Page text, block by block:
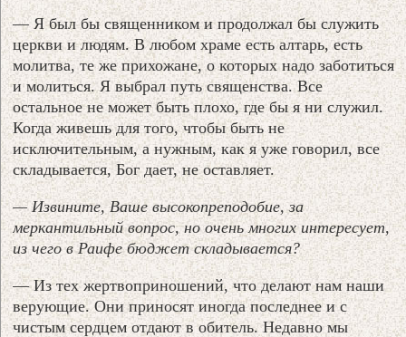
— Я был бы священником и продолжал бы служить
церкви и людям. В любом храме есть алтарь, есть
молитва, те же прихожане, о которых надо заботиться
и молиться. Я выбрал путь священства. Все
остальное не может быть плохо, где бы я ни служил.
Когда живешь для того, чтобы быть не
исключительным, а нужным, как я уже говорил, все
складывается, Бог дает, не оставляет.
— Извините, Ваше высокопреподобие, за
меркантильный вопрос, но очень многих интересует,
из чего в Раифе бюджет складывается?
— Из тех жертвоприношений, что делают нам наши
верующие. Они приносят иногда последнее и с
чистым сердцем отдают в обитель. Недавно мы